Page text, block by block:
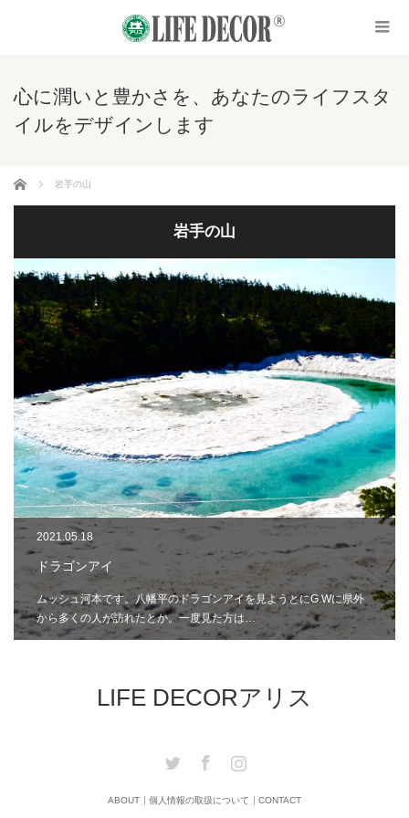
心に潤いと豊かさを、あなたのライフスタ
イルをデザインします
ホーム 岩手の山
岩手の山
2021.05.18
ドラゴンアイ
ムッシュ河本です。八幡平のドラゴンアイを見ようとにG.Wに県外
から多くの人が訪れたとか。一度見た方は…
LIFE DECORアリス
Twitter Facebook
ABOUT 個人情報の取扱について CONTACT